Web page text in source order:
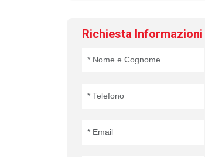
Richiesta Informazioni